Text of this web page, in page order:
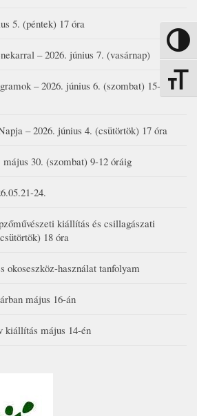
Nagy
5. (péntek) 17 óra
– 2026. június 7. (vasárnap)
– 2026. június 6. (szombat) 15-19
– 2026. június 4. (csütörtök) 17 óra
30. (szombat) 9-12 óráig
24.
kiállítás és csillagászati
18 óra
okoseszköz-használat tanfolyam
május 16-án
kiállítás május 14-én